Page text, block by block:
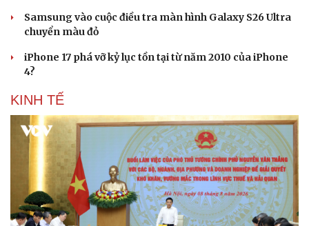
Samsung vào cuộc điều tra màn hình Galaxy S26 Ultra
chuyển màu đỏ
iPhone 17 phá vỡ kỷ lục tồn tại từ năm 2010 của iPhone
4?
KINH TẾ